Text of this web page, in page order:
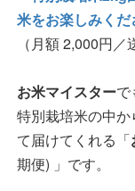
米をお楽しみくだ
（月額 2,000円／
お米マイスターで
特別栽培米の中
て届けてくれる「
期便) 」です。